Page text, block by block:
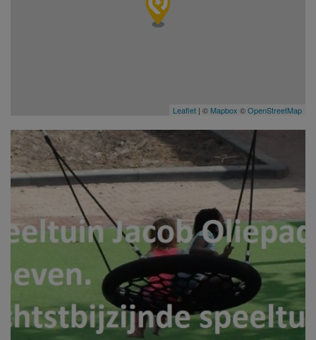
Leaflet | © Mapbox ©OpenStreetMap